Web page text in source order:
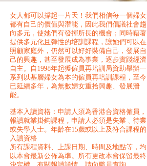
女人都可以撐起一片天！我們相信每一個婦女
都有自己的價值與潛能，因此我們倡議社會趨
向多元，使她們有發揮所長的機會；同時藉著
提供多元化且彈性的培訓課程，讓她們可以在
照顧家庭外，仍然可以好好裝備自己，發展自
己的興趣，甚至發展成為事業，逐步實踐經濟
自主。自1998年起獲僱員再培訓局資助舉辦一
系列以基層婦女為本的僱員再培訓課程，至今
已延續多年，為無數婦女重拾興趣、發展潛
能。
基本入讀資格：申請人須為香港合資格僱員，
報讀就業掛鈎課程，申請人必須是失業﹑待業
或失學人士。年齡在15歲或以上及符合課程的
入讀資格
所有課程資料、上課日期、時間及地點等，均
以本會最新公佈為準。所有更改本會保留最終